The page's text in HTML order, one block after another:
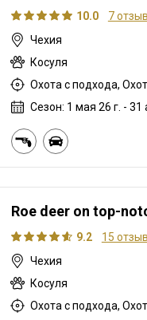
10.0
7
Чехия
Косуля
Охота с подхода,
Сезон: 1 мая 26 г. - 31
Roe deer on top-
9.2
15
Чехия
Косуля
Охота с подхода,